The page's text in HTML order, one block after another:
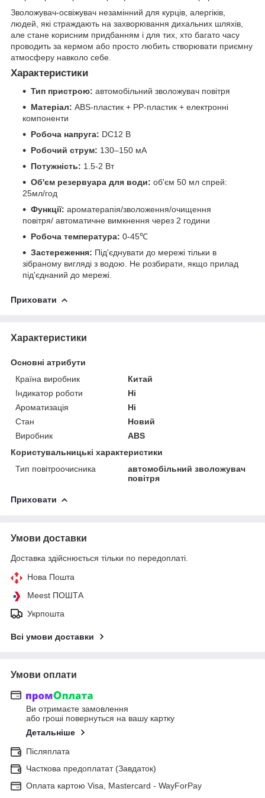
Зволожувач-освіжувач незамінний для курців, алергіків,
людей, які страждають на захворювання дихальних шляхів,
але стане корисним придбанням і для тих, хто багато часу
проводить за кермом або просто любить створювати приємну
атмосферу навколо себе.
Характеристики
Тип пристрою: автомобільний зволожувач повітря
Матеріал: ABS-пластик + PP-пластик + електронні
компоненти
Робоча напруга: DC12 В
Робочий струм: 130–150 мА
Потужність: 1.5-2 Вт
Об'єм резервуара для води: об'єм 50 мл спрей:
25мл/год
Функції: ароматерапія/зволоження/очищення
повітря/ автоматичне вимкнення через 2 години
Робоча температура: 0-45℃
Застереження: Під'єднувати до мережі тільки в
зібраному вигляді з водою. Не розбирати, якщо прилад
під'єднаний до мережі.
Приховати
Характеристики
Основні атрибути
Країна виробник
Китай
Індикатор роботи
Ні
Ароматизація
Ні
Стан
Новий
Виробник
ABS
Користувальницькі характеристики
Тип повітроочисника
автомобільний зволожувач
повітря
Приховати
Умови доставки
Доставка здійснюється тільки по передоплаті.
Нова Пошта
Meest ПОШТА
Укрпошта
Всі умови доставки
Умови оплати
Ви отримаєте замовлення
або гроші повернуться на вашу картку
Детальніше
Післяплата
Часткова предоплатат (Завдаток)
Оплата картою Visa, Mastercard - WayForPay